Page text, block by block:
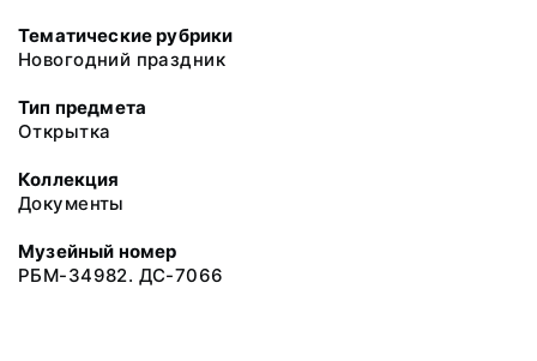
Тематические рубрики
Новогодний праздник
Тип предмета
Открытка
Коллекция
Документы
Музейный номер
РБМ-34982. ДС-7066